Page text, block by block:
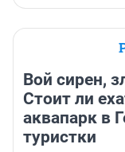
Вой сирен,
Стоит ли
аквапарк в
туристки